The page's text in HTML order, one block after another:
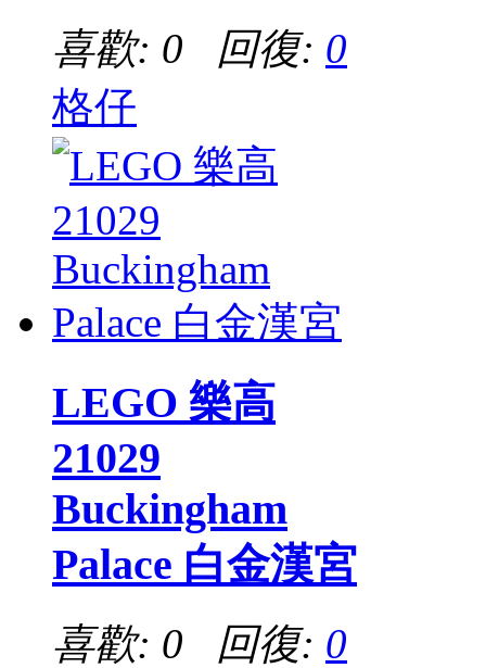
喜歡: 0 回復: 0
格仔
LEGO 樂高
21029
Buckingham
Palace 白金漢宮
喜歡: 0 回復: 0